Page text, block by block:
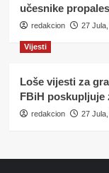
učesnike
redakcion 27
Vijesti
Loše vijesti za
FBiH poskupljuje
redakcion 27